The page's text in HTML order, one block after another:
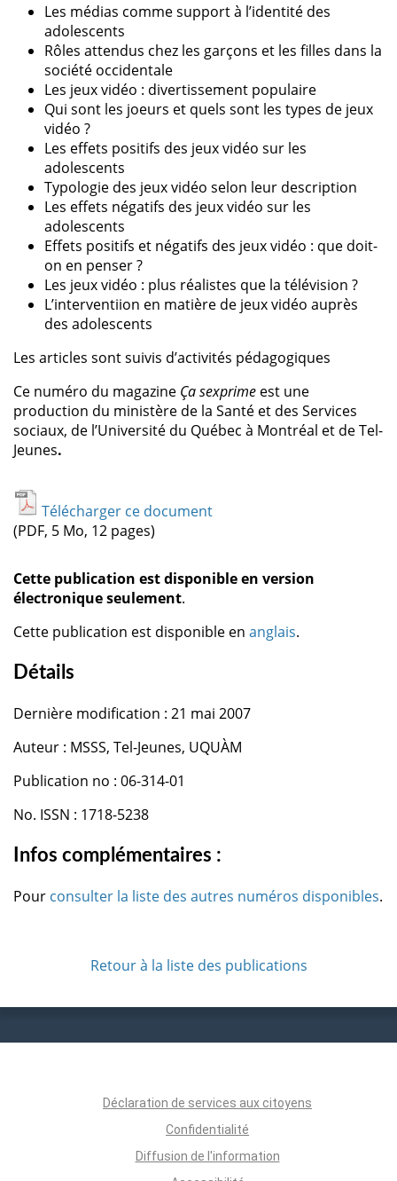
Les médias comme support à l’identité des
adolescents
Rôles attendus chez les garçons et les filles dans la
société occidentale
Les jeux vidéo : divertissement populaire
Qui sont les joeurs et quels sont les types de jeux
vidéo ?
Les effets positifs des jeux vidéo sur les
adolescents
Typologie des jeux vidéo selon leur description
Les effets négatifs des jeux vidéo sur les
adolescents
Effets positifs et négatifs des jeux vidéo : que doit-
on en penser ?
Les jeux vidéo : plus réalistes que la télévision ?
L’interventiion en matière de jeux vidéo auprès
des adolescents
Les articles sont suivis d’activités pédagogiques
Ce numéro du magazine Ça sexprime est une
production du ministère de la Santé et des Services
sociaux, de l’Université du Québec à Montréal et de Tel-
Jeunes.
Télécharger ce document
(PDF, 5 Mo, 12 pages)
Cette publication est disponible en version
électronique seulement.
Cette publication est disponible en anglais.
Détails
Dernière modification : 21 mai 2007
Auteur : MSSS, Tel-Jeunes, UQUÀM
Publication no : 06-314-01
No. ISSN : 1718-5238
Infos complémentaires :
Pour consulter la liste des autres numéros disponibles.
Retour à la liste des publications
Déclaration de services aux citoyens
Confidentialité
Diffusion de l'information